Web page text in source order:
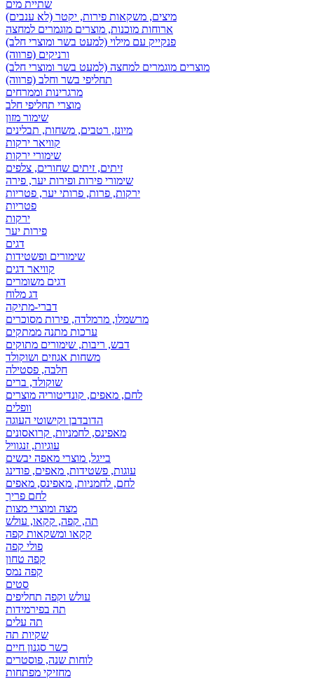
שתיית מים
מיצים, משקאות פירות, יקטר (לא ענבים)
ארוחות מוכנות, מוצרים מוגמרים למחצה
פנקייק עם מילוי (למעט בשר ומוצרי חלב)
ורניקים (פרווה)
מוצרים מוגמרים למחצה (למעט בשר ומוצרי חלב)
תחליפי בשר וחלב (פרווה)
מרגרינות וממרחים
מוצרי תחליפי חלב
שימור מזון
מיונז, רטבים, משחות, תבלינים
קוויאר ירקות
שימורי ירקות
זיתים, זיתים שחורים, צלפים
שימורי פירות ופירות יער, פירה
ירקות, פרות, פרותי יער, פטריות
פטריות
ירקות
פירות יער
דגים
שימורים ופשטידות
קוויאר דגים
דגים משומרים
דג מלוח
דברי-מתיקה
מרשמלו, מרמלדה, פירות מסוכרים
ערכות מתנה ממתקים
דבש, ריבות, שימורים מתוקים
משחות אגוזים ושוקולד
חלבה, פסטילה
שוקולד, ברים
לחם, מאפים, קונדיטוריה מוצרים
וופלים
הדובדבן וקישוטי העוגה
מאפינס, לחמניות, קרואסונים
עוגיות, זנגוויל
בייגל, מוצרי מאפה יבשים
עוגות, פשטידות, מאפים, פודינג
לחם, לחמניות, מאפינס, מאפים
לחם פריך
מצה ומוצרי מצות
תה, קפה, קקאו, עולש
קקאו ומשקאות קפה
פולי קפה
קפה טחון
קפה נמס
סטים
עולש וקפה תחליפים
תה בפירמידות
תה עלים
שקיות תה
כשר סגנון חיים
לוחות שנה, פוסטרים
מחזיקי מפתחות